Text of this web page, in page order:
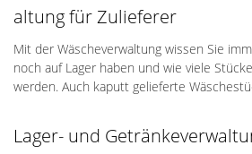
altung für Zulieferer
Mit der Wäscheverwaltung wissen Sie
noch auf Lager haben und wie viele
werden. Auch kaputt gelieferte
Lager- und